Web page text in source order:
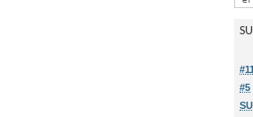
#11
#5